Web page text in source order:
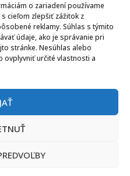
o zariadení používame
cieľom zlepšiť zážitok z
reklamy. Súhlas s týmito
údaje, ako je správanie pri
stránke. Nesúhlas alebo
ovplyvniť určité vlastnosti a
Cookies
údajov